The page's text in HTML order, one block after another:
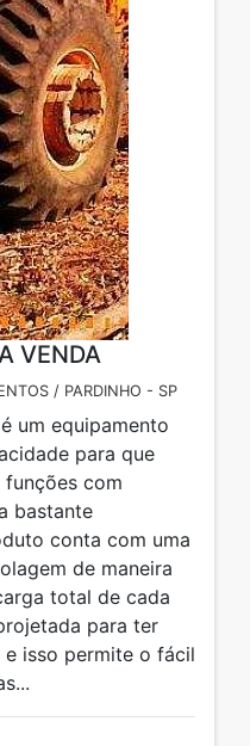
VENDA
/ PARDINHO - SP
um equipamento
para que
funções com
bastante
conta com uma
de maneira
total de cada
para ter
isso permite o fácil